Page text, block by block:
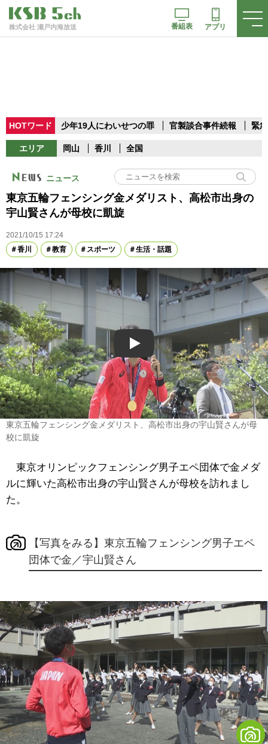
株式会社 瀬戸内海放送 番組表 アプリ
HOTワード 少年19人にわいせつの罪 官製談合事件続報 緊
エリア 岡山 香川 全国
ニュース
東京五輪フェンシング金メダリスト、高松市出身の
宇山賢さんが母校に凱旋
2021/10/15 17:24
香川
教育 スポーツ 生活・話題
Play
東京五輪フェンシング金メダリスト、高松市出身の宇山賢さんが母
校に凱旋
東京オリンピックフェンシング男子エペ団体で金メダ
ルに輝いた高松市出身の宇山賢さんが母校を訪れまし
た。
【写真をみる】東京五輪フェンシング男子エペ
団体で金／宇山賢さん